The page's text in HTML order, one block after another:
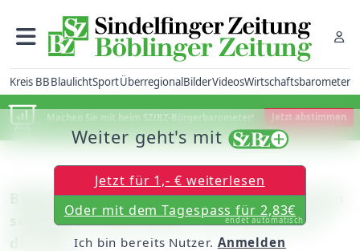
Kreis BBBlaulichtSportÜberregionalBilderVideosWirtschaftsbarometer
Machen Sie mit beim SZ/BZ-Bürgerbarometer! Jetzt abstimmen
Böblingen: Anton Steinacher feiert morgen
seinen 90. Geburtstag / Seit 60 Jahren in
der SVB
Weiter geht's mit
Jetzt für 1,- € weiterlesen
Oder mit dem Tagespass für 2,83€
endet automatisch
Ich bin bereits Nutzer. Anmelden